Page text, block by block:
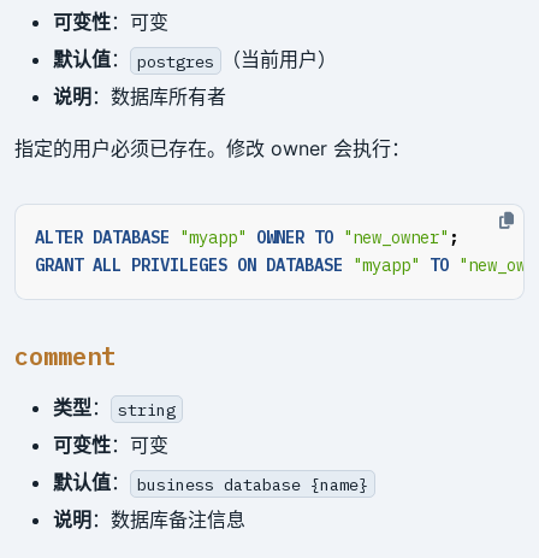
可变性：可变
默认值： postgres
（当前用户）
说明 ：数据库所有者
指定的用户必须已存在。修改 owner 会执行：
ALTER DATABASE "myapp" OWNER TO "new_owner" ;
GRANT ALL PRIVILEGES ON DATABASE "myapp" TO
comment
类型： string
可变性：可变
默认值： business database {name}
说明 ：数据库备注信息